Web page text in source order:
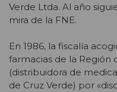
Verde Ltda. Al año
mira de la FNE.
En 1986, la fiscalía
farmacias de la Región
(distribuidora de
de Cruz Verde) por